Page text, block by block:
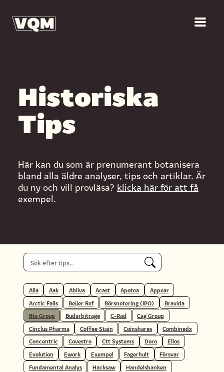
Historiska
Tips
Här kan du som är prenumerant botanisera
bland alla äldre analyser, tips och artiklar. Är
du ny och vill provläsa? klicka här för att få
exempel.
Alla Aak Abliva Acast Apotea
Appear
Arctic Falls
Beijer Ref Börsnotering (IPO)
Bravida
Bts Group
Budarbitrage C-Rad
Cag Group
Cinclus Pharma
Coffee Stain Coinshares
Combinedx
Concentric
Covestro Ctt Systems Doro
Ellos
Evolution
Ework Exempel Fagerhult
Försvar
Fundamental Analys
Hacksaw
Handelsbanken